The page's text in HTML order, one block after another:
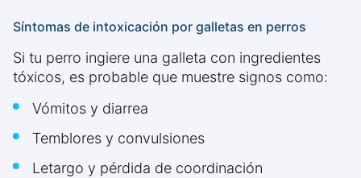
Síntomas de intoxicación por galletas en perros
Si tu perro ingiere una galleta con ingredientes
tóxicos, es probable que muestre signos como:
Vómitos y diarrea
Temblores y convulsiones
Letargo y pérdida de coordinación